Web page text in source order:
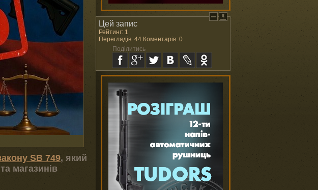
SB 749, який
магазинів
Цей запис
Рейтинг: 1
Переглядів: 44 Коментарів: 0
Поділитись